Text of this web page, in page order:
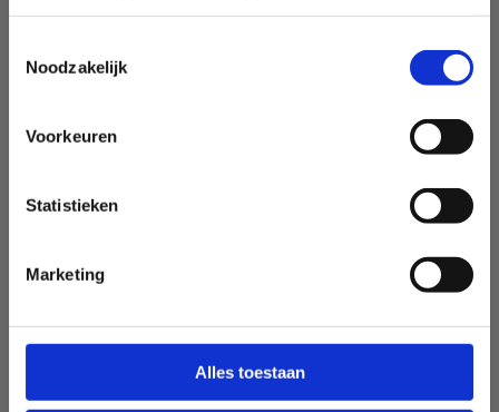
Noodzakelijk
Voorkeuren
Statistieken
Marketing
Alles toestaan
Sport Vlaanderen Heusden-Zolder